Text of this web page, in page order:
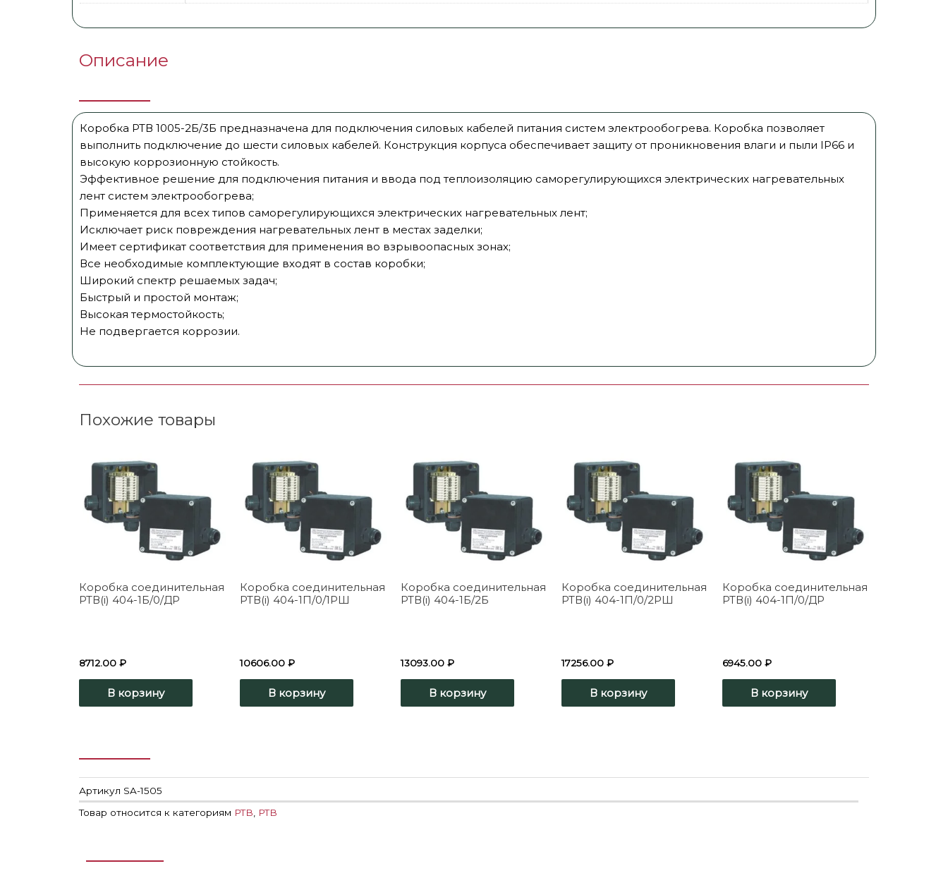
Описание
Коробка РТВ 1005-2Б/3Б предназначена для подключения силовых кабелей питания систем электрообогрева. Коробка позволяет
выполнить подключение до шести силовых кабелей. Конструкция корпуса обеспечивает защиту от проникновения влаги и пыли IP66 и
высокую коррозионную стойкость.
Эффективное решение для подключения питания и ввода под теплоизоляцию саморегулирующихся электрических нагревательных
лент систем электрообогрева;
Применяется для всех типов саморегулирующихся электрических нагревательных лент;
Исключает риск повреждения нагревательных лент в местах заделки;
Имеет сертификат соответствия для применения во взрывоопасных зонах;
Все необходимые комплектующие входят в состав коробки;
Широкий спектр решаемых задач;
Быстрый и простой монтаж;
Высокая термостойкость;
​Не подвергается коррозии.
Похожие товары
Коробка соединительная
РТВ(i) 404-1Б/0/ДР
8712.00 ₽
В корзину
Коробка соединительная
РТВ(i) 404-1П/0/1РШ
10606.00 ₽
В корзину
Коробка соединительная
РТВ(i) 404-1Б/2Б
13093.00 ₽
В корзину
Коробка соединительная
РТВ(i) 404-1П/0/2РШ
17256.00 ₽
В корзину
Коробка соединительная
РТВ(i) 404-1П/0/ДР
6945.00 ₽
В корзину
Артикул SA-1505
Товар относится к категориям РТВ, РТВ